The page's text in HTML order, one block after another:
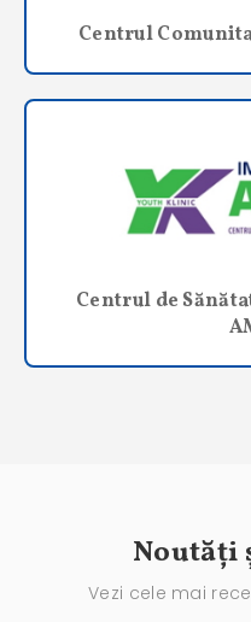
Centrul
Centrul de
Noutăți
Vezi cele mai